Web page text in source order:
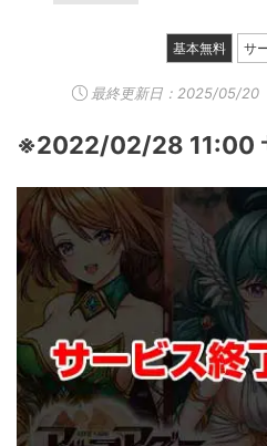
基本無料 サ
最終更新日： 2025/05/20
※2022/02/28 11:00